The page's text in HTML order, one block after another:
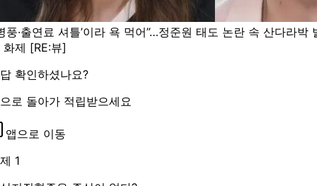
풍·출연료 셔틀’이라 욕 먹어”…정준원 태도 논란 속 산다라박
화제 [RE:뷰]
확인하셨나요?
로 돌아가 적립받으세요
앱으로 이동
1